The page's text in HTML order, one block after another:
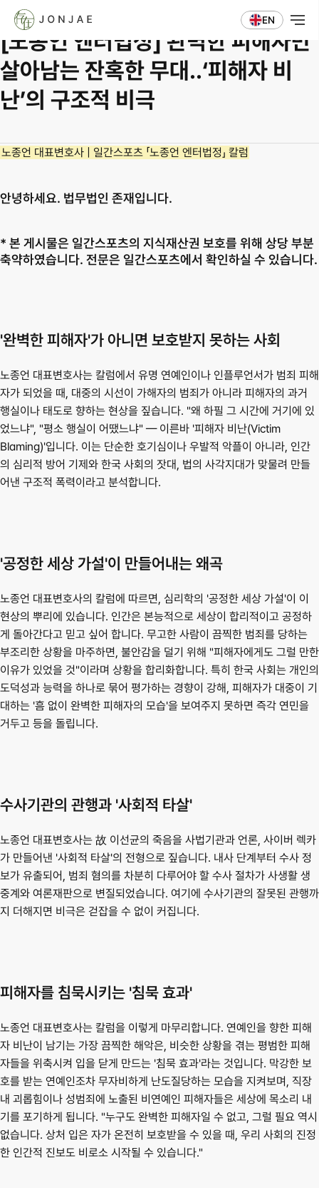
EN
칼럼 ⋅ 자문
[노종언 엔터법정] 완벽한 피해자만
살아남는 잔혹한 무대..‘피해자 비
난’의 구조적 비극
노종언 대표변호사 | 일간스포츠 「노종언 엔터법정」 칼럼
안녕하세요. 법무법인 존재입니다.
* 본 게시물은 일간스포츠의 지식재산권 보호를 위해 상당 부분
축약하였습니다. 전문은 일간스포츠에서 확인하실 수 있습니다.
'완벽한 피해자'가 아니면 보호받지 못하는 사회
노종언 대표변호사는 칼럼에서 유명 연예인이나 인플루언서가 범죄 피해
자가 되었을 때, 대중의 시선이 가해자의 범죄가 아니라 피해자의 과거
행실이나 태도로 향하는 현상을 짚습니다. "왜 하필 그 시간에 거기에 있
었느냐", "평소 행실이 어땠느냐" — 이른바 '피해자 비난(Victim
Blaming)'입니다. 이는 단순한 호기심이나 우발적 악플이 아니라, 인간
의 심리적 방어 기제와 한국 사회의 잣대, 법의 사각지대가 맞물려 만들
어낸 구조적 폭력이라고 분석합니다.
'공정한 세상 가설'이 만들어내는 왜곡
노종언 대표변호사의 칼럼에 따르면, 심리학의 '공정한 세상 가설'이 이
현상의 뿌리에 있습니다. 인간은 본능적으로 세상이 합리적이고 공정하
게 돌아간다고 믿고 싶어 합니다. 무고한 사람이 끔찍한 범죄를 당하는
부조리한 상황을 마주하면, 불안감을 덜기 위해 "피해자에게도 그럴 만한
이유가 있었을 것"이라며 상황을 합리화합니다. 특히 한국 사회는 개인의
도덕성과 능력을 하나로 묶어 평가하는 경향이 강해, 피해자가 대중이 기
대하는 '흠 없이 완벽한 피해자의 모습'을 보여주지 못하면 즉각 연민을
거두고 등을 돌립니다.
수사기관의 관행과 '사회적 타살'
노종언 대표변호사는 故 이선균의 죽음을 사법기관과 언론, 사이버 렉카
가 만들어낸 '사회적 타살'의 전형으로 짚습니다. 내사 단계부터 수사 정
보가 유출되어, 범죄 혐의를 차분히 다루어야 할 수사 절차가 사생활 생
중계와 여론재판으로 변질되었습니다. 여기에 수사기관의 잘못된 관행까
지 더해지면 비극은 걷잡을 수 없이 커집니다.
피해자를 침묵시키는 '침묵 효과'
노종언 대표변호사는 칼럼을 이렇게 마무리합니다. 연예인을 향한 피해
자 비난이 남기는 가장 끔찍한 해악은, 비슷한 상황을 겪는 평범한 피해
자들을 위축시켜 입을 닫게 만드는 '침묵 효과'라는 것입니다. 막강한 보
호를 받는 연예인조차 무자비하게 난도질당하는 모습을 지켜보며, 직장
내 괴롭힘이나 성범죄에 노출된 비연예인 피해자들은 세상에 목소리 내
기를 포기하게 됩니다. "누구도 완벽한 피해자일 수 없고, 그럴 필요 역시
없습니다. 상처 입은 자가 온전히 보호받을 수 있을 때, 우리 사회의 진정
한 인간적 진보도 비로소 시작될 수 있습니다."